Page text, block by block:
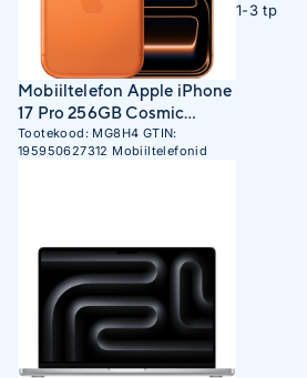
Mobiiltelefon Apple iPhone
17 Pro 256GB Cosmic
Orange
Tootekood: MG8H4 GTIN:
195950627312 Mobiiltelefonid
1-3 tp